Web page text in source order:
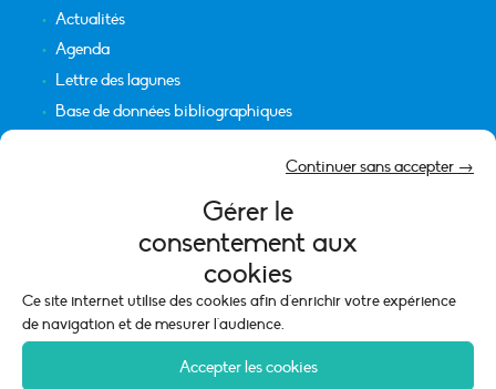
Gérer le
consentement aux
cookies
Ce site internet utilise des cookies afin d'enrichir votre expérience
de navigation et de mesurer l'audience.
Accepter les cookies
Continuer sans accepter →
Actualités
Agenda
Lettre des lagunes
Base de données bibliographiques
Mentions légales
Politique de cookies (UE)